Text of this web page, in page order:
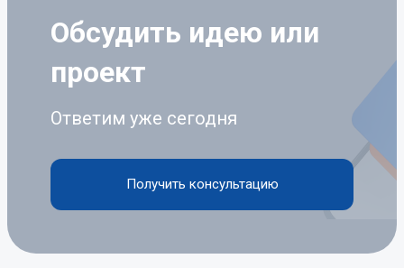
Обсудить идею или
проект
Ответим уже сегодня
Получить консультацию